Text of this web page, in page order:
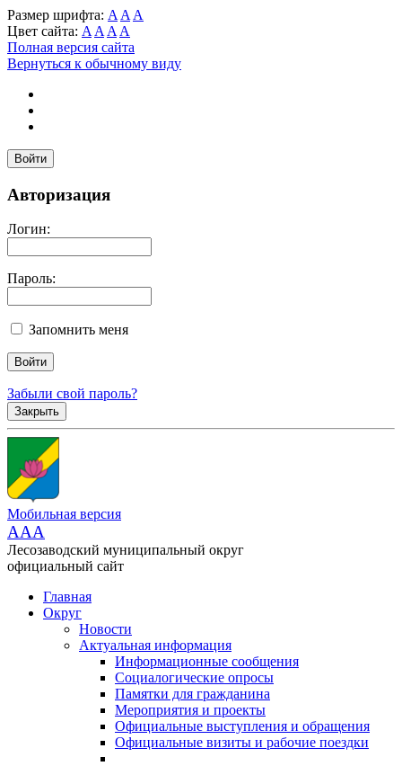
Размер шрифта: A A A
Цвет сайта: A A A A
Полная версия сайта
Вернуться к обычному виду
Войти
Авторизация
Логин:
Пароль:
Запомнить меня
Забыли свой пароль?
Закрыть
Мобильная версия
AAA
Лесозаводский муниципальный округ
официальный сайт
Главная
Округ
Новости
Актуальная информация
Информационные сообщения
Социалогические опросы
Памятки для гражданина
Мероприятия и проекты
Официальные выступления и обращения
Официальные визиты и рабочие поездки